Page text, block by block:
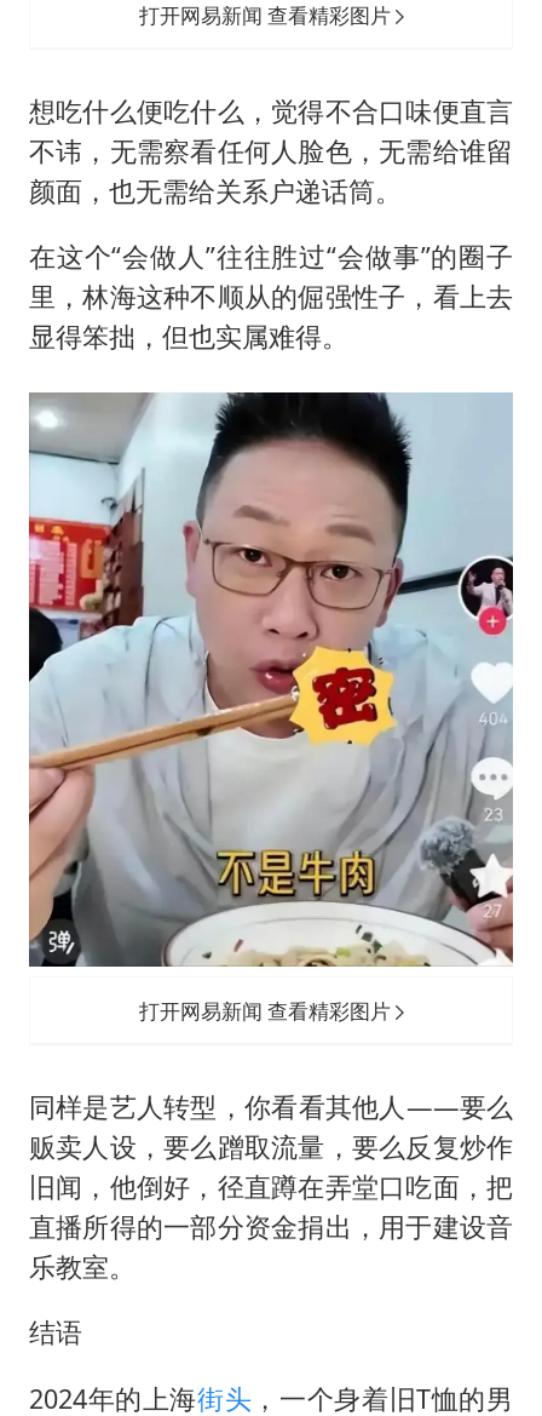
打开网易新闻 查看精彩图片
想吃什么便吃什么，觉得不合口味便直言
不讳，无需察看任何人脸色，无需给谁留
颜面，也无需给关系户递话筒。
在这个“会做人”往往胜过“会做事”的圈子
里，林海这种不顺从的倔强性子，看上去
显得笨拙，但也实属难得。
打开网易新闻 查看精彩图片
同样是艺人转型，你看看其他人——要么
贩卖人设，要么蹭取流量，要么反复炒作
旧闻，他倒好，径直蹲在弄堂口吃面，把
直播所得的一部分资金捐出，用于建设音
乐教室。
结语
2024年的上海街头 ，一个身着旧T恤的男